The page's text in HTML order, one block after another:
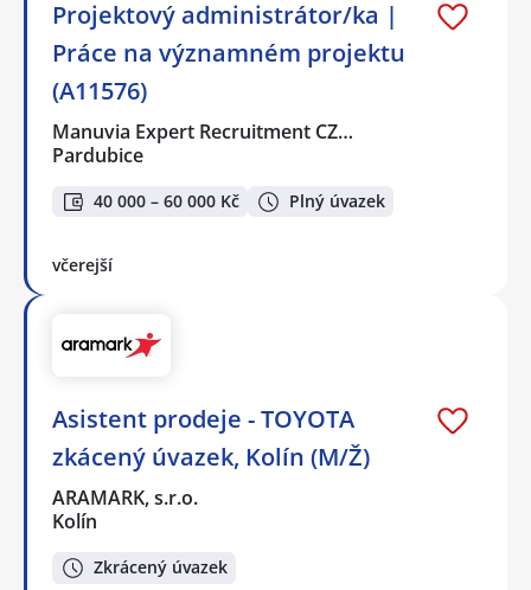
Projektový administrátor/ka |
Práce na významném projektu
(A11576)
Manuvia Expert Recruitment CZ…
Pardubice
40 000 – 60 000 Kč Plný úvazek
včerejší
Asistent prodeje - TOYOTA
zkácený úvazek, Kolín (M/Ž)
ARAMARK, s.r.o.
Kolín
Zkrácený úvazek